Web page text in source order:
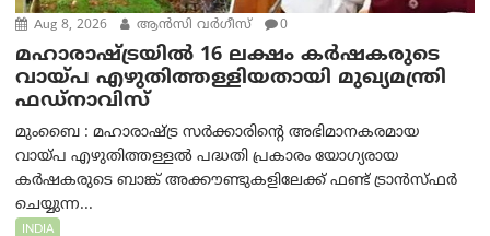
Aug 8, 2026 ആന്‍സി വര്‍ഗീസ് 0
മഹാരാഷ്ട്രയിൽ 16 ലക്ഷം കർഷകരുടെ
വായ്പ എഴുതിത്തള്ളിയതായി മുഖ്യമന്ത്രി
ഫഡ്‌നാവിസ്
മുംബൈ : മഹാരാഷ്ട്ര സർക്കാരിന്റെ അഭിമാനകരമായ
വായ്പ എഴുതിത്തള്ളൽ പദ്ധതി പ്രകാരം യോഗ്യരായ
കർഷകരുടെ ബാങ്ക് അക്കൗണ്ടുകളിലേക്ക് ഫണ്ട് ട്രാൻസ്ഫർ
ചെയ്യുന്ന...
INDIA